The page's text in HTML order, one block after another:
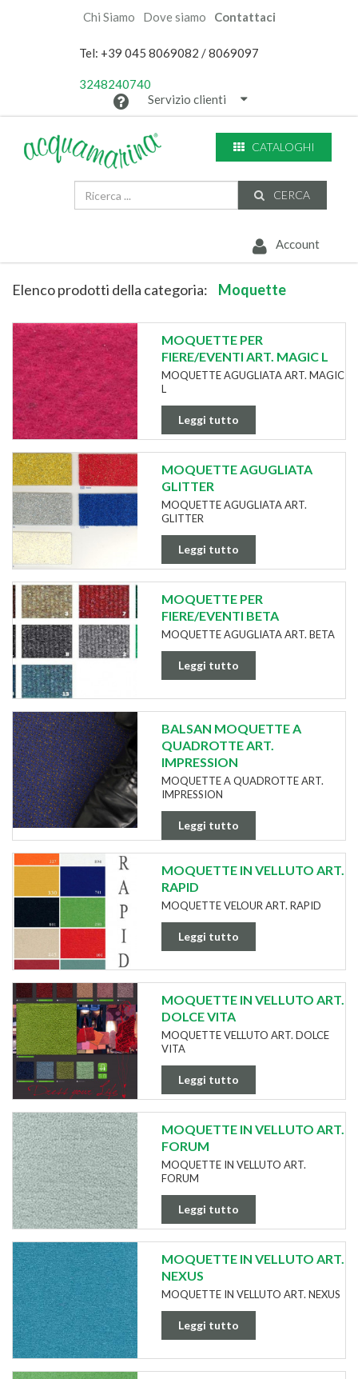
Chi Siamo Dove siamo Contattaci
Tel: +39 045 8069082 / 8069097
3248240740
Servizio clienti
CATALOGHI
CERCA
Account
Elenco prodotti della categoria: Moquette
MOQUETTE PER
FIERE/EVENTI ART. MAGIC L
MOQUETTE AGUGLIATA ART. MAGIC
L
Leggi tutto
MOQUETTE AGUGLIATA
GLITTER
MOQUETTE AGUGLIATA ART.
GLITTER
Leggi tutto
MOQUETTE PER
FIERE/EVENTI BETA
MOQUETTE AGUGLIATA ART. BETA
Leggi tutto
BALSAN MOQUETTE A
QUADROTTE ART.
IMPRESSION
MOQUETTE A QUADROTTE ART.
IMPRESSION
Leggi tutto
MOQUETTE IN VELLUTO ART.
RAPID
MOQUETTE VELOUR ART. RAPID
Leggi tutto
MOQUETTE IN VELLUTO ART.
DOLCE VITA
MOQUETTE VELLUTO ART. DOLCE
VITA
Leggi tutto
MOQUETTE IN VELLUTO ART.
FORUM
MOQUETTE IN VELLUTO ART.
FORUM
Leggi tutto
MOQUETTE IN VELLUTO ART.
NEXUS
MOQUETTE IN VELLUTO ART. NEXUS
Leggi tutto